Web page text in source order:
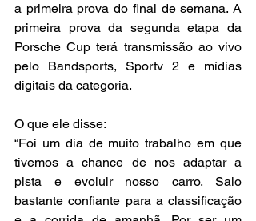
a primeira prova do final de semana. A
primeira prova da segunda etapa da
Porsche Cup terá transmissão ao vivo
pelo Bandsports, Sportv 2 e mídias
digitais da categoria.
O que ele disse:
“Foi um dia de muito trabalho em que
tivemos a chance de nos adaptar a
pista e evoluir nosso carro. Saio
bastante confiante para a classificação